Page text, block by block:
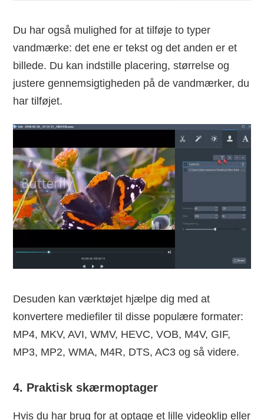
Du har også mulighed for at tilføje to typer
vandmærke: det ene er tekst og det anden er et
billede. Du kan indstille placering, størrelse og
justere gennemsigtigheden på de vandmærker, du
har tilføjet.
Desuden kan værktøjet hjælpe dig med at
konvertere mediefiler til disse populære formater:
MP4, MKV, AVI, WMV, HEVC, VOB, M4V, GIF,
MP3, MP2, WMA, M4R, DTS, AC3 og så videre.
4. Praktisk skærmoptager
Hvis du har brug for at optage et lille videoklip eller